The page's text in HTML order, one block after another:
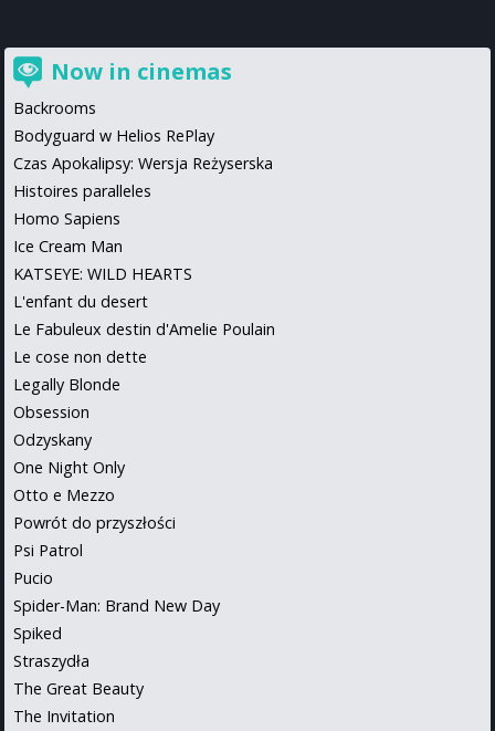
Now in cinemas
Backrooms
Bodyguard w Helios RePlay
Czas Apokalipsy: Wersja Reżyserska
Histoires paralleles
Homo Sapiens
Ice Cream Man
KATSEYE: WILD HEARTS
L'enfant du desert
Le Fabuleux destin d'Amelie Poulain
Le cose non dette
Legally Blonde
Obsession
Odzyskany
One Night Only
Otto e Mezzo
Powrót do przyszłości
Psi Patrol
Pucio
Spider-Man: Brand New Day
Spiked
Straszydła
The Great Beauty
The Invitation